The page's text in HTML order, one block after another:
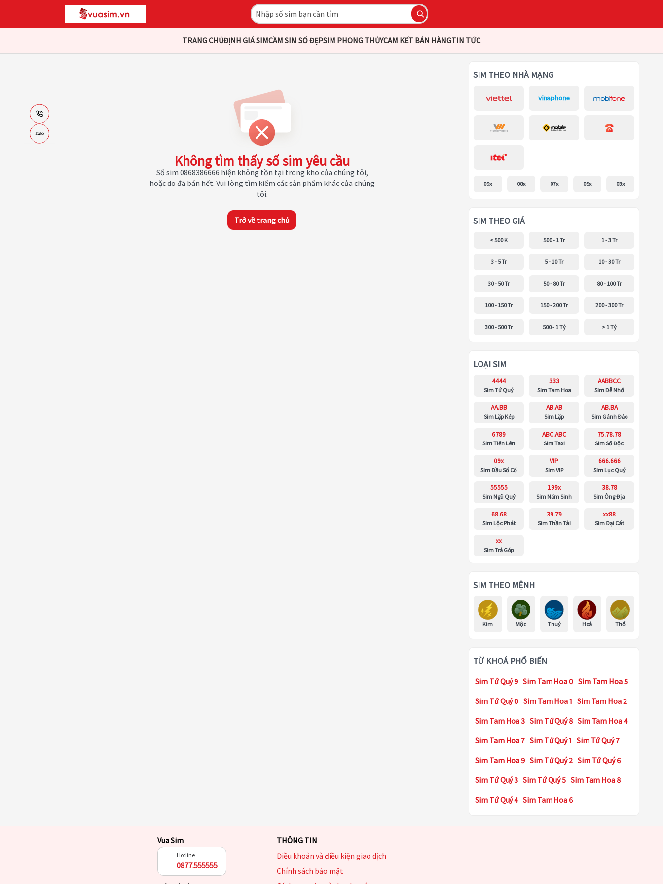
TRANG CHỦĐỊNH GIÁ SIMCẦM SIM SỐ ĐẸPSIM PHONG THỦYCAM KẾT BÁN HÀNGTIN TỨC
Không tìm thấy số sim yêu cầu
Số sim 0868386666 hiện không tồn tại trong kho của chúng tôi,
hoặc do đã bán hết. Vui lòng tìm kiếm các sản phẩm khác của chúng
tôi.
Trở về trang chủ
SIM THEO NHÀ MẠNG
09x 08x 07x 05x 03x
SIM THEO GIÁ
< 500 K 500 - 1 Tr 1 - 3 Tr
3 - 5 Tr 5 - 10 Tr 10 - 30 Tr
30 - 50 Tr 50 - 80 Tr 80 - 100 Tr
100 - 150 Tr 150 - 200 Tr 200 - 300 Tr
300 - 500 Tr 500 - 1 Tỷ > 1 Tỷ
LOẠI SIM
4444
Sim Tứ Quý
333
Sim Tam Hoa
AABBCC
Sim Dễ Nhớ
AA.BB
Sim Lặp Kép
AB.AB
Sim Lặp
AB.BA
Sim Gánh Đảo
6789
Sim Tiến Lên
ABC.ABC
Sim Taxi
75.78.78
Sim Số Độc
09x
Sim Đầu Số Cổ
VIP
Sim VIP
666.666
Sim Lục Quý
55555
Sim Ngũ Quý
199x
Sim Năm Sinh
38.78
Sim Ông Địa
68.68
Sim Lộc Phát
39.79
Sim Thần Tài
xx88
Sim Đại Cát
xx
Sim Trả Góp
SIM THEO MỆNH
Kim Mộc Thuỷ Hoả Thổ
TỪ KHOÁ PHỔ BIẾN
Sim Tứ Quý 9 Sim Tam Hoa 0 Sim Tam Hoa 5
Sim Tứ Quý 0 Sim Tam Hoa 1 Sim Tam Hoa 2
Sim Tam Hoa 3 Sim Tứ Quý 8 Sim Tam Hoa 4
Sim Tam Hoa 7 Sim Tứ Quý 1 Sim Tứ Quý 7
Sim Tam Hoa 9 Sim Tứ Quý 2 Sim Tứ Quý 6
Sim Tứ Quý 3 Sim Tứ Quý 5 Sim Tam Hoa 8
Sim Tứ Quý 4 Sim Tam Hoa 6
Vua Sim
Hotline
0877.555555
THÔNG TIN
Điều khoản và điều kiện giao dịch
Chính sách bảo mật